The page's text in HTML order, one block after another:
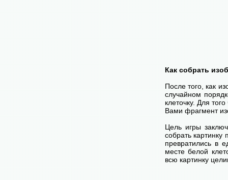
Как собрать
После того, как
случайном
клеточку. Для
Вами фрагмент
Цель игры
собрать
превратились в
месте белой
всю картинку